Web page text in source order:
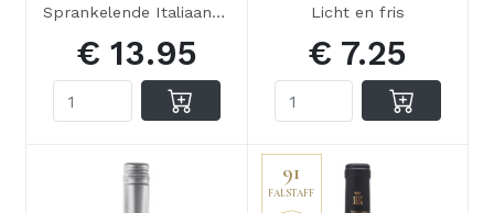
Sprankelende Italiaanse rosé
€ 13.95
Licht en fris
€ 7.25
91
FALSTAFF